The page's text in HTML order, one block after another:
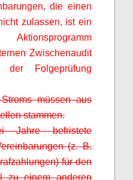
die einen
zulassen, ist ein
Zwischenaudit
Folgeprüfung
müssen aus
stammen.
Jahre befristete
(z. B.
für den
zu einem anderen